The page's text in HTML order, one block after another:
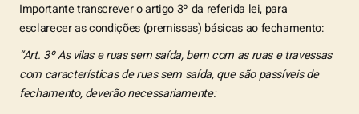
Importante transcrever o artigo 3º da referida lei, para
esclarecer as condições (premissas) básicas ao fechamento:
“Art. 3º As vilas e ruas sem saída, bem com as ruas e travessas
com características de ruas sem saída, que são passíveis de
fechamento, deverão necessariamente: